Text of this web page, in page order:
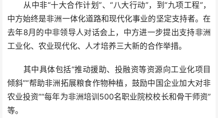
从中非“十大合作计划”、“八大行动”，到“九项工程”，
中方始终是非洲一体化道路和现代化事业的坚定支持者。在
去年8月的中非领导人对话会上，中方进一步提出支持非洲
工业化、农业现代化、人才培养三大新的合作举措。
其中具体包括“推动援助、投融资等资源向工业化项目
倾斜”“帮助非洲拓展粮食作物种植，鼓励中国企业加大对非
农业投资”“每年为非洲培训500名职业院校校长和骨干师资”
等。